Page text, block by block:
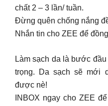
chất 2 – 3 lần/ tuần.
Đừng quên chống nắng
Nhắn tin cho ZEE để
Làm sạch da là bước
trọng. Da sạch sẽ mới
được nè!
INBOX ngay cho ZEE